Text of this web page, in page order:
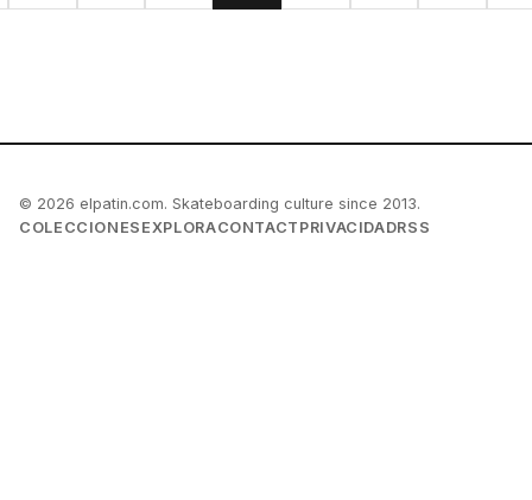
© 2026 elpatin.com. Skateboarding culture since 2013.
COLECCIONES EXPLORACONTACT PRIVACIDADRSS